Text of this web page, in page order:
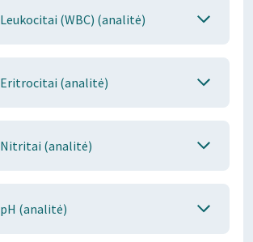
Leukocitai (WBC) (analitė)
Eritrocitai (analitė)
Nitritai (analitė)
pH (analitė)